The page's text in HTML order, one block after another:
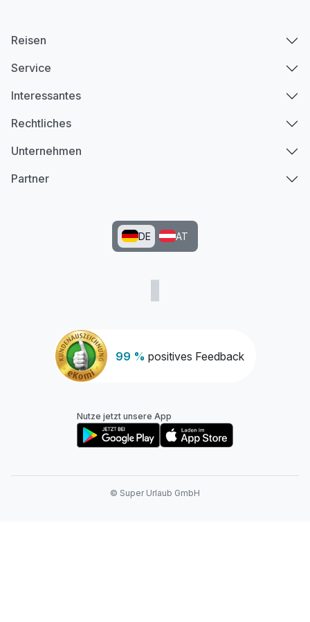
99 % positives Feedback
Reisen
Service
Interessantes
Rechtliches
Unternehmen
Partner
DE AT
Nutze jetzt unsere App
© Super Urlaub GmbH